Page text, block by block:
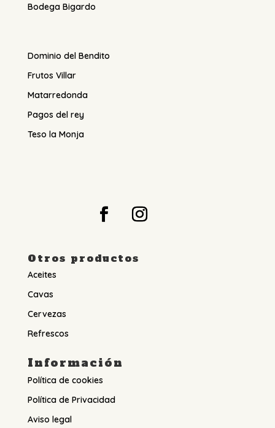
Bodega Bigardo
Dominio del Bendito
Frutos Villar
Matarredonda
Pagos del rey
Teso la Monja
Otros productos
Aceites
Cavas
Cervezas
Refrescos
Información
Política de cookies
Política de Privacidad
Aviso legal